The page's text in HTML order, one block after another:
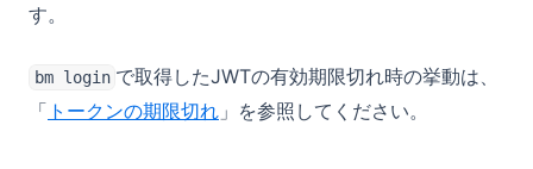
す。
bm login で取得したJWTの有効期限切れ時の挙動は、
「 トークンの期限切れ 」を参照してください。